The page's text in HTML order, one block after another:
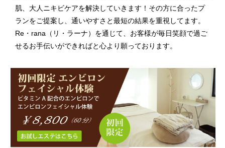
肌、大人ニキビケアを解決していきます！その方に合ったプ
ランをご提案し、通いやすさと最短の結果を重視してます。
Re・rana（リ・ラーナ）を通じて、お客様が毎日笑顔で過ご
せるお手伝いができればと心より願っております。